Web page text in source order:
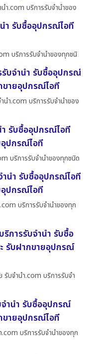
า.com บริการรับจำนำของ
ำ รับซื้ออุปกรณ์ไอที
บริการรับจำนำของทุกชนิ
รับจำนำ รับซื้ออุปกรณ์
ขายอุปกรณ์ไอที
นํา.com บริการรับจำนำของ
ำ รับซื้ออุปกรณ์ไอที
อุปกรณ์ไอที
บริการรับจำนำของทุกชนิด
ำนำ รับซื้ออุปกรณ์ไอที
อุปกรณ์ไอที
บริการรับจำนำของทุก
การรับจำนำ รับซื้อ
รับฝากขายอุปกรณ์
รับจํานํา.com บริการรับจำ
ำนำ รับซื้ออุปกรณ์
ขายอุปกรณ์ไอที
บริการรับจำนำของทุก